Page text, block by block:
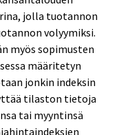
jolla tuotannon
volyymiksi.
myös sopimusten
määritetyn
jonkin indeksin
tilaston tietoja
tai myyntinsä